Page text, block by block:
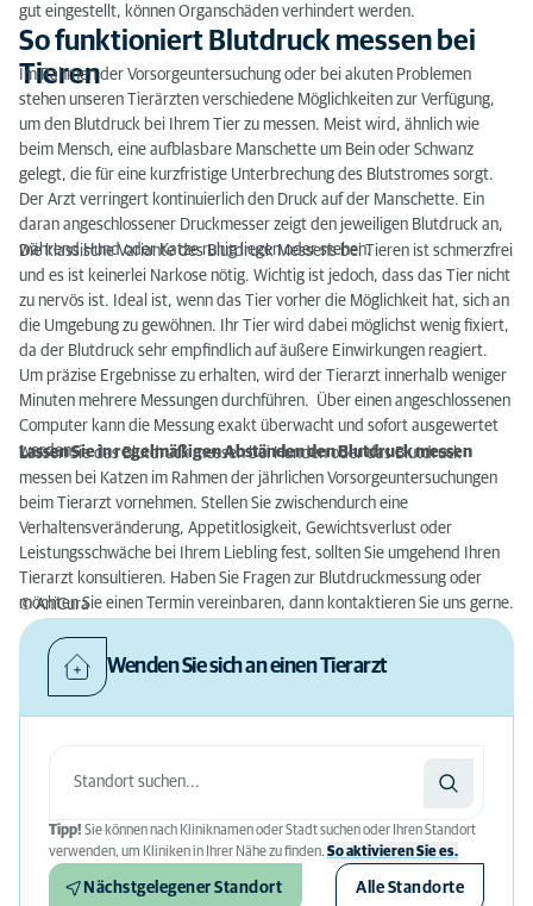
gut eingestellt, können Organschäden verhindert werden.
So funktioniert Blutdruck messen bei
Tieren
Im Rahmen der Vorsorgeuntersuchung oder bei akuten Problemen
stehen unseren Tierärzten verschiedene Möglichkeiten zur Verfügung,
um den Blutdruck bei Ihrem Tier zu messen. Meist wird, ähnlich wie
beim Mensch, eine aufblasbare Manschette um Bein oder Schwanz
gelegt, die für eine kurzfristige Unterbrechung des Blutstromes sorgt.
Der Arzt verringert kontinuierlich den Druck auf der Manschette. Ein
daran angeschlossener Druckmesser zeigt den jeweiligen Blutdruck an,
während Hund oder Katze ruhig liegen oder stehen.
Die klassische Variante des Blutdruck Messens bei Tieren ist schmerzfrei
und es ist keinerlei Narkose nötig. Wichtig ist jedoch, dass das Tier nicht
zu nervös ist. Ideal ist, wenn das Tier vorher die Möglichkeit hat, sich an
die Umgebung zu gewöhnen. Ihr Tier wird dabei möglichst wenig fixiert,
da der Blutdruck sehr empfindlich auf äußere Einwirkungen reagiert.
Um präzise Ergebnisse zu erhalten, wird der Tierarzt innerhalb weniger
Minuten mehrere Messungen durchführen. Über einen angeschlossenen
Computer kann die Messung exakt überwacht und sofort ausgewertet
werden.
Lassen Sie in regelmäßigen Abständen den Blutdruck messen
Lassen Sie das Blutdruck messen bei Hunden oder das Blutdruck
messen bei Katzen im Rahmen der jährlichen Vorsorgeuntersuchungen
beim Tierarzt vornehmen. Stellen Sie zwischendurch eine
Verhaltensveränderung, Appetitlosigkeit, Gewichtsverlust oder
Leistungsschwäche bei Ihrem Liebling fest, sollten Sie umgehend Ihren
Tierarzt konsultieren. Haben Sie Fragen zur Blutdruckmessung oder
möchten Sie einen Termin vereinbaren, dann kontaktieren Sie uns gerne.
© AniCura
Wenden Sie sich an einen Tierarzt
Tipp! Sie können nach Kliniknamen oder Stadt suchen oder Ihren Standort
verwenden, um Kliniken in Ihrer Nähe zu finden. So aktivieren Sie es.
Nächstgelegener Standort Alle Standorte